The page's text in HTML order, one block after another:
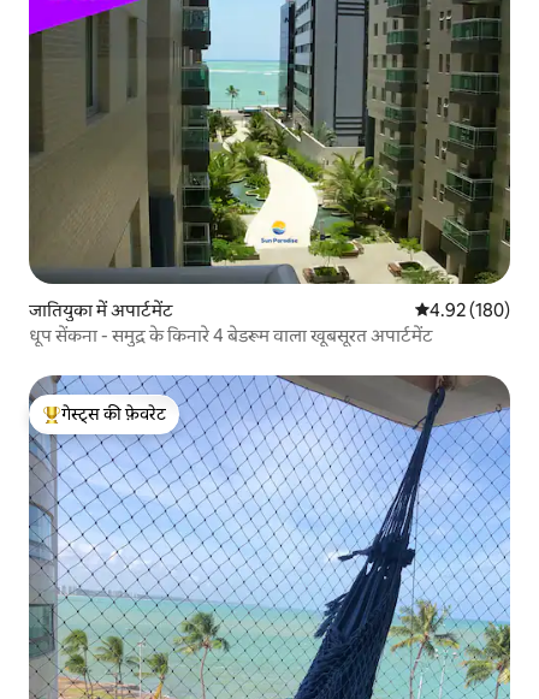
जातियुका में अपार्टमेंट औसत रेटिंग 5 में से
4.92 (180)
धूप सेंकना - समुद्र के किनारे 4 बेडरूम वाला खूबसूरत अपार्टमेंट
गेस्ट्स का टॉप फ़ेवरेट
गेस्ट्स की फ़ेवरेट